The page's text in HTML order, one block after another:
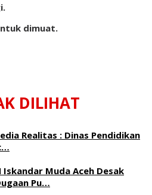
dimuat.
DILIHAT
Realitas : ‎Dinas Pendidikan
Iskandar Muda Aceh Desak
Pu…